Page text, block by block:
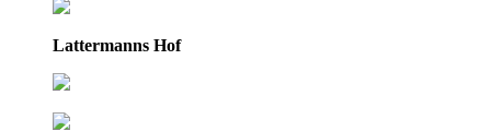
Lattermanns Hof